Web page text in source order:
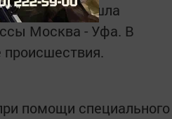
произошла
Москва - Уфа. В
происшествия.
помощи специального